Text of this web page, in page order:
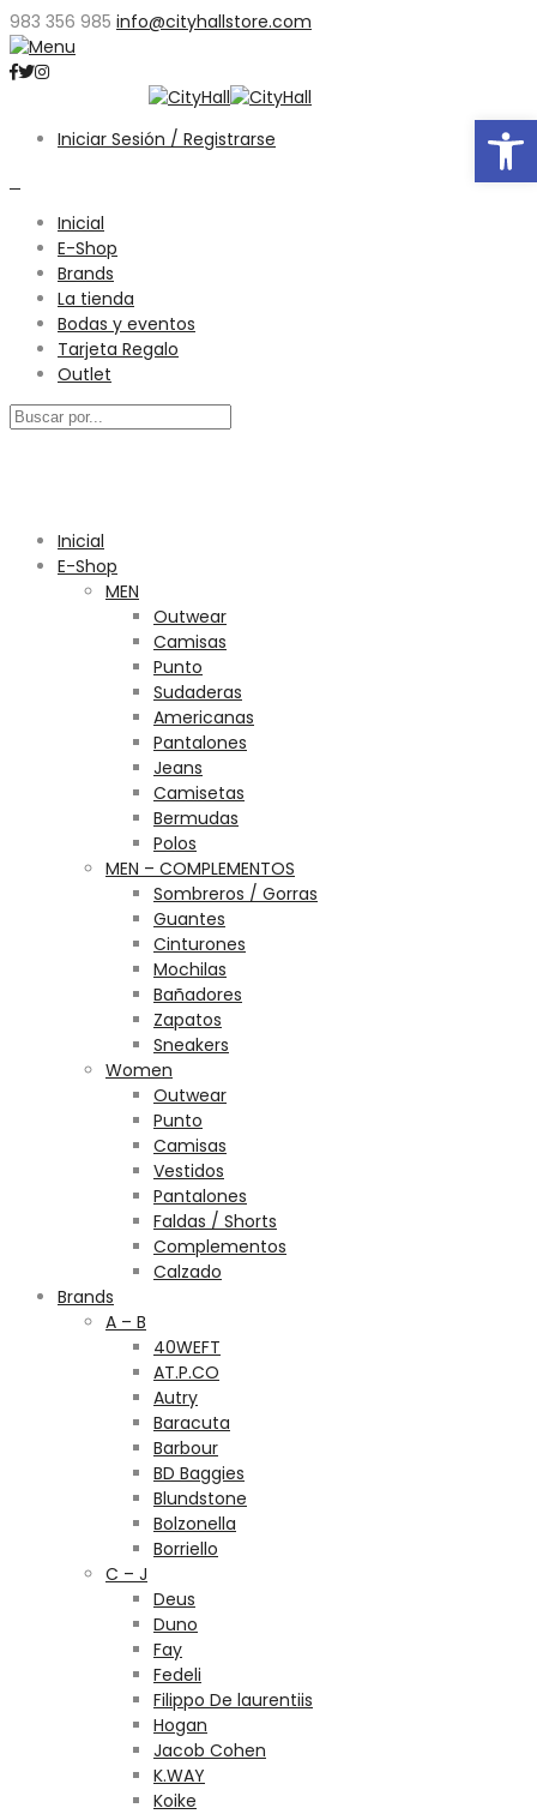
983 356 985 info@cityhallstore.com
Iniciar Sesión / Registrarse
Inicial
E-Shop
Brands
La tienda
Bodas y eventos
Tarjeta Regalo
Outlet
Inicial
E-Shop
MEN
Outwear
Camisas
Punto
Sudaderas
Americanas
Pantalones
Jeans
Camisetas
Bermudas
Polos
MEN – COMPLEMENTOS
Sombreros / Gorras
Guantes
Cinturones
Mochilas
Bañadores
Zapatos
Sneakers
Women
Outwear
Punto
Camisas
Vestidos
Pantalones
Faldas / Shorts
Complementos
Calzado
Brands
A – B
40WEFT
AT.P.CO
Autry
Baracuta
Barbour
BD Baggies
Blundstone
Bolzonella
Borriello
C – J
Deus
Duno
Fay
Fedeli
Filippo De laurentiis
Hogan
Jacob Cohen
K.WAY
Koike